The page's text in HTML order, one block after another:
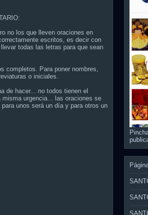
no los que lleven oraciones en
escritos, es decir con
todas las letras para que sean
completos. Para poner nombres,
o iniciales.
de hacer... no todos tienen el
urgencia... las oraciones se
unos será un día y para otros un